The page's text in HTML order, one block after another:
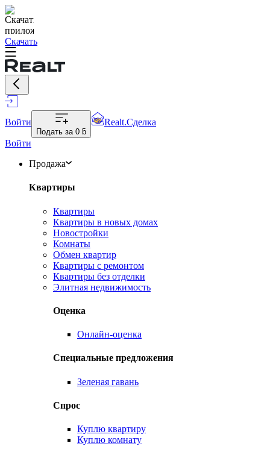
Скачать
Войти
Подать за 0 ƃ
Realt.Сделка
Войти
Продажа
Квартиры
Квартиры
Квартиры в новых домах
Новостройки
Комнаты
Обмен квартир
Квартиры с ремонтом
Квартиры без отделки
Элитная недвижимость
Оценка
Онлайн-оценка
Специальные предложения
Зеленая гавань
Спрос
Куплю квартиру
Куплю комнату